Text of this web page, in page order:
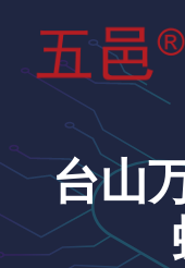
台山